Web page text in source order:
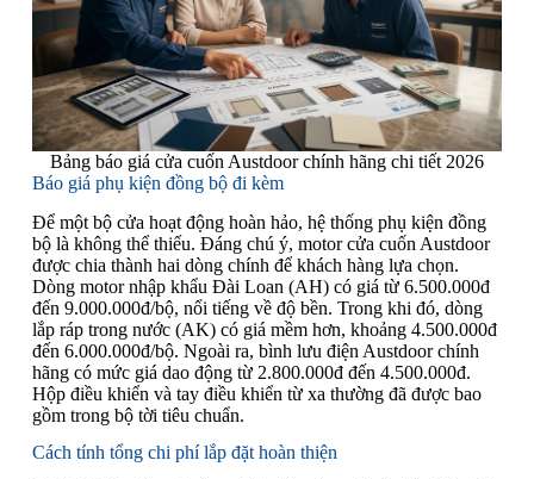
Bảng báo giá cửa cuốn Austdoor chính hãng chi tiết 2026
Báo giá phụ kiện đồng bộ đi kèm
Để một bộ cửa hoạt động hoàn hảo, hệ thống phụ kiện đồng
bộ là không thể thiếu. Đáng chú ý, motor cửa cuốn Austdoor
được chia thành hai dòng chính để khách hàng lựa chọn.
Dòng motor nhập khẩu Đài Loan (AH) có giá từ 6.500.000đ
đến 9.000.000đ/bộ, nổi tiếng về độ bền. Trong khi đó, dòng
lắp ráp trong nước (AK) có giá mềm hơn, khoảng 4.500.000đ
đến 6.000.000đ/bộ. Ngoài ra, bình lưu điện Austdoor chính
hãng có mức giá dao động từ 2.800.000đ đến 4.500.000đ.
Hộp điều khiển và tay điều khiển từ xa thường đã được bao
gồm trong bộ tời tiêu chuẩn.
Cách tính tổng chi phí lắp đặt hoàn thiện